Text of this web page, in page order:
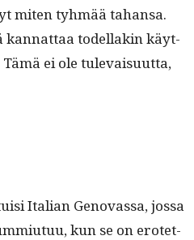
miten tyh­mää tahansa.
kan­nat­taa todel­lakin käyt­
ei ole tule­vaisu­ut­ta,
Ital­ian Gen­o­vas­sa, jos­sa
kun se on erotet­